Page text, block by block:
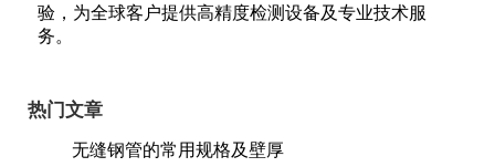
验，为全球客户提供高精度检测设备及专业技术服
务。
热门文章
无缝钢管的常用规格及壁厚